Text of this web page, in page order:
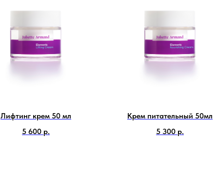
Лифтинг крем 50 мл
5 600 р.
Крем питательный 50мл
5 300 р.